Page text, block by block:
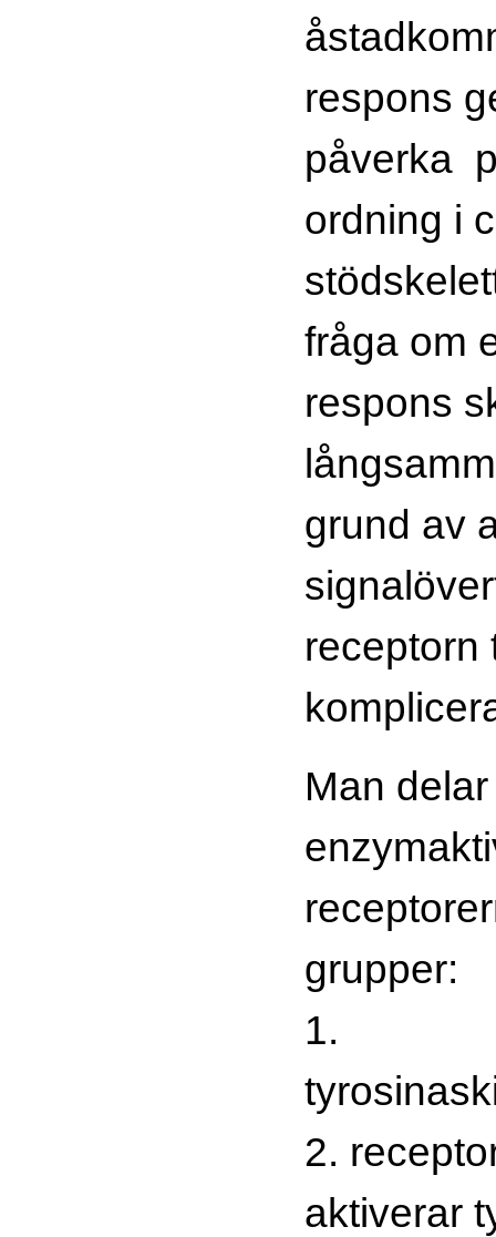
respons
påverka
ordning i
fråga om
respons
grund av
receptorn
Man
grupper:
1.
2.
aktiverar